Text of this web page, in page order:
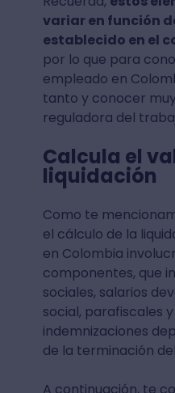
variar en función
establecido en el
por lo que para
empleado en
tanto y conocer
reguladora del
Calcula el
liquidación
Como te
el cálculo de la
en Colombia
componentes, que
sociales, salarios
social, parafiscales
indemnizaciones
de la terminación
A continuación, te